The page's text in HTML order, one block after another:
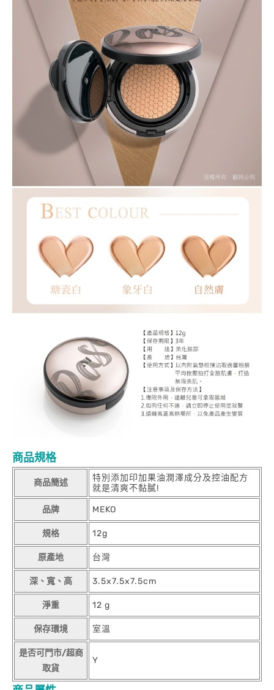
商品規格
商品簡述
特別添加印加果油潤澤成分及控油配方
就是清爽不黏膩!
品牌 MEKO
規格 12g
原產地 台灣
深、寬、高 3.5x7.5x7.5cm
淨重 12 g
保存環境 室溫
是否可門市/超商
取貨
Y